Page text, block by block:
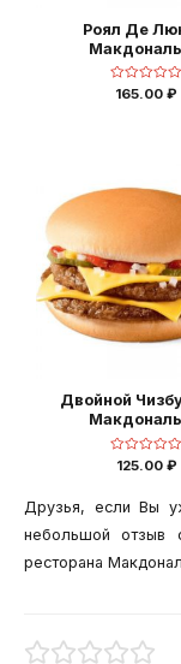
Роял Де
Оценка
165.00 ₽
Двойной
Оценка
125.00 ₽
Друзья, если Вы
небольшой отзыв
ресторана